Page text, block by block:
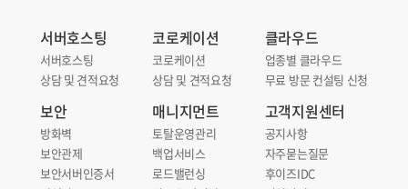
서버호스팅
서버호스팅
상담 및 견적요청
코로케이션
코로케이션
상담 및 견적요청
클라우드
업종별 클라우드
무료 방문 컨설팅 신청
보안
방화벽
보안관제
보안서버인증서
매니지먼트
토탈운영관리
백업서비스
로드밸런싱
고객지원센터
공지사항
자주묻는질문
후이즈IDC